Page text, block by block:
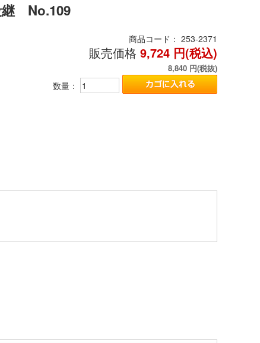
継 No.109
商品コード： 253-2371
販売価格 9,724 円(税込)
8,840 円(税抜)
数量：